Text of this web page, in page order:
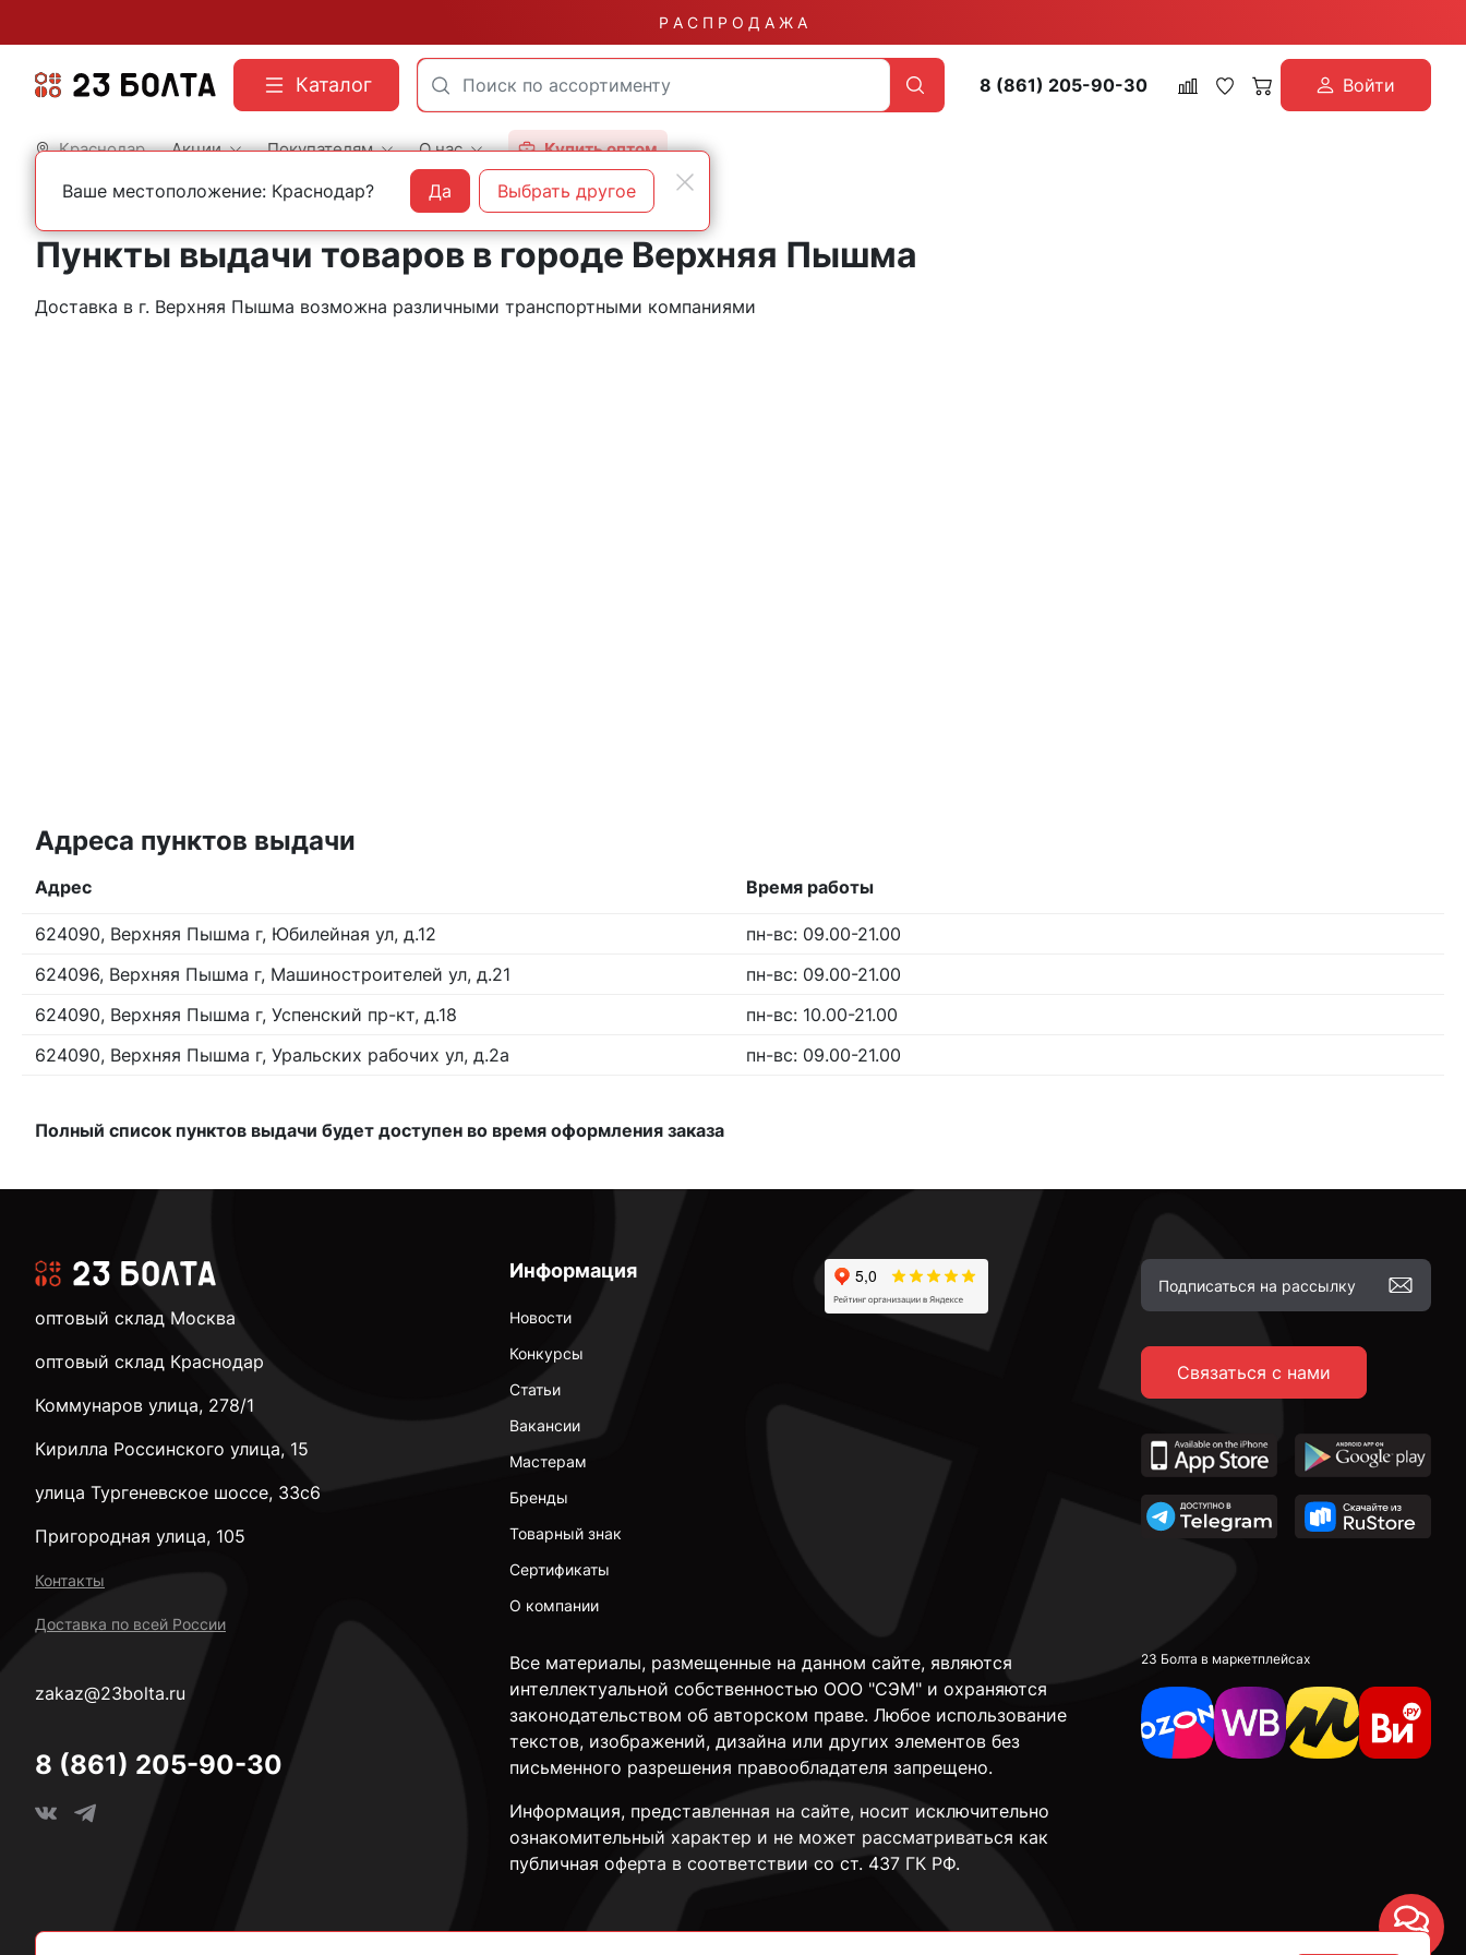
Р А С П Р О Д А Ж А
Каталог 8 (861) 205-90-30 Войти
Краснодар Акции Покупателям О нас Купить оптом
Главная Контакты Верхняя Пышма
Пункты выдачи товаров в городе Верхняя Пышма
Доставка в г. Верхняя Пышма возможна различными транспортными компаниями
Адреса пунктов выдачи
Адрес Время работы
624090, Верхняя Пышма г, Юбилейная ул, д.12
пн-вс: 09.00-21.00
624096, Верхняя Пышма г, Машиностроителей ул, д.21
пн-вс: 09.00-21.00
624090, Верхняя Пышма г, Успенский пр-кт, д.18
пн-вс: 10.00-21.00
624090, Верхняя Пышма г, Уральских рабочих ул, д.2а
пн-вс: 09.00-21.00
Полный список пунктов выдачи будет доступен во время оформления заказа
Информация
Новости
Конкурсы
Статьи
Вакансии
Мастерам
Бренды
Товарный знак
Сертификаты
О компании
Связаться с нами
Все материалы, размещенные на данном сайте, являются
интеллектуальной собственностью ООО "СЭМ" и охраняются
законодательством об авторском праве. Любое использование
текстов, изображений, дизайна или других элементов без
письменного разрешения правообладателя запрещено.
Информация, представленная на сайте, носит исключительно
ознакомительный характер и не может рассматриваться как
публичная оферта в соответствии со ст. 437 ГК РФ.
23 Болта в маркетплейсах
оптовый склад Москва
оптовый склад Краснодар
Коммунаров улица, 278/1
Кирилла Россинского улица, 15
улица Тургеневское шоссе, 33с6
Пригородная улица, 105
Контакты
Доставка по всей России
zakaz@23bolta.ru
8 (861) 205-90-30
Ваше местоположение: Краснодар? Да Выбрать другое